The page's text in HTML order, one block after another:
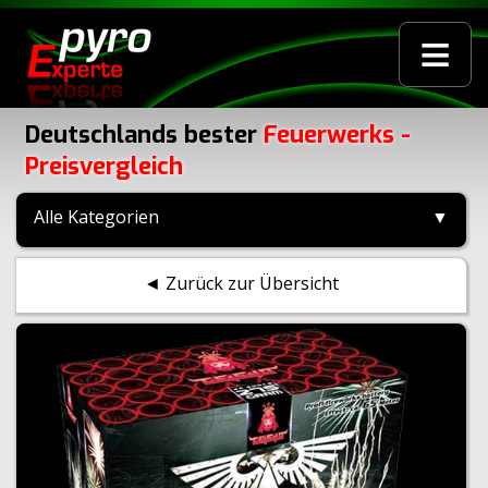
≡
Deutschlands bester Feuerwerks -
Preisvergleich
Alle Kategorien ▼
◄ Zurück zur Übersicht